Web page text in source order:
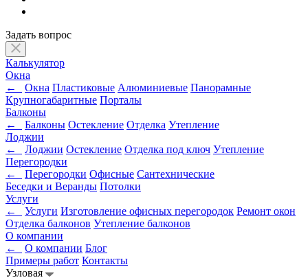
Задать вопрос
Калькулятор
Окна
←
Окна Пластиковые Алюминиевые Панорамные
Крупногабаритные Порталы
Балконы
←
Балконы Остекление Отделка Утепление
Лоджии
←
Лоджии Остекление Отделка под ключ Утепление
Перегородки
←
Перегородки Офисные Сантехнические
Беседки и Веранды Потолки
Услуги
←
Услуги Изготовление офисных перегородок Ремонт окон
Отделка балконов Утепление балконов
О компании
←
О компании Блог
Примеры работ Контакты
Узловая